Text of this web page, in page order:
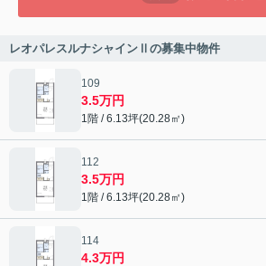
レオパレスルナシャインⅡの募集中物件
109
3.5万円
1階 / 6.13坪(20.28㎡)
112
3.5万円
1階 / 6.13坪(20.28㎡)
114
4.3万円